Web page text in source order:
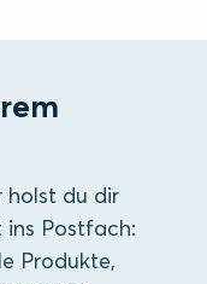
holst du dir
Postfach:
Produkte,